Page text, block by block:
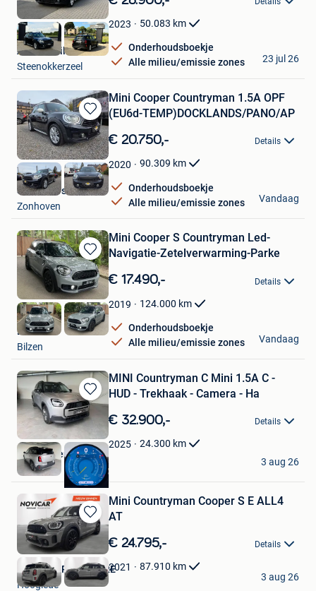
Mijn
Favorieten
2023 50.083 km
Onderhoudsboekje
Alle milieu/emissie zones
Auto Mobile Invest
Steenokkerzeel
23 jul 26
Bewaren
in
Mijn
Favorieten
Mini Cooper Countryman 1.5A OPF
(EU6d-TEMP)DOCKLANDS/PANO/AP
€ 20.750,- Details
2020 90.309 km
Onderhoudsboekje
Alle milieu/emissie zones
Savas Cars
Zonhoven
Vandaag
Bewaren
in
Mijn
Favorieten
Mini Cooper S Countryman Led-
Navigatie-Zetelverwarming-Parke
€ 17.490,- Details
2019 124.000 km
Onderhoudsboekje
Alle milieu/emissie zones
BC Cars
Bilzen
Vandaag
Bewaren
in
Mijn
Favorieten
MINI Countryman C Mini 1.5A C -
HUD - Trekhaak - Camera - Ha
€ 32.900,- Details
2025 24.300 km
AutocenterLDS
Lebbeke
3 aug 26
Bewaren
in
Mijn
Favorieten
Mini Countryman Cooper S E ALL4
AT
€ 24.795,- Details
2021 87.910 km
NOVICAR ROESELARE
Hooglede
3 aug 26